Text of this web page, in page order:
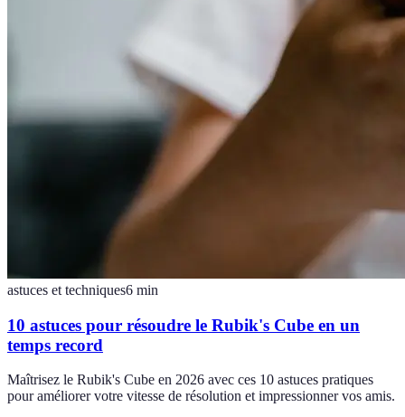
astuces et techniques6 min
10 astuces pour résoudre le Rubik's Cube en un
temps record
Maîtrisez le Rubik's Cube en 2026 avec ces 10 astuces pratiques
pour améliorer votre vitesse de résolution et impressionner vos amis.